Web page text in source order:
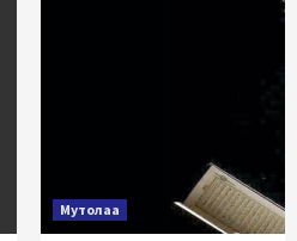
Мутолаа